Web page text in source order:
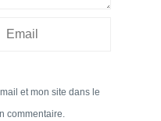
et mon site dans le
commentaire.